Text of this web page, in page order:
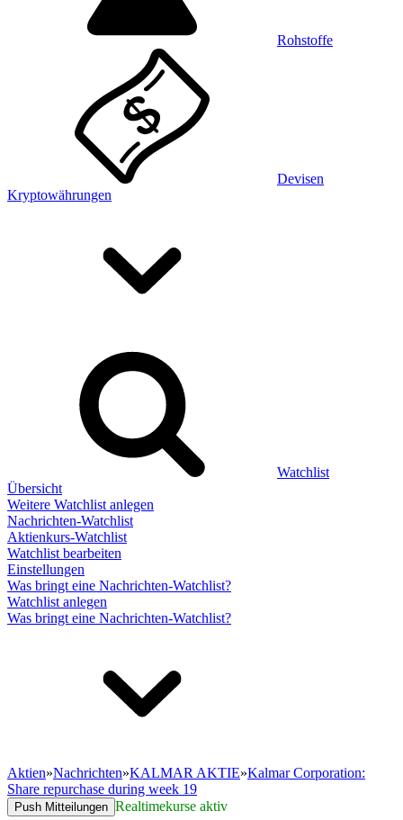
Rohstoffe
Devisen
Kryptowährungen
Watchlist
Übersicht
Weitere Watchlist anlegen
Nachrichten-Watchlist
Aktienkurs-Watchlist
Watchlist bearbeiten
Einstellungen
Was bringt eine Nachrichten-Watchlist?
Watchlist anlegen
Was bringt eine Nachrichten-Watchlist?
Aktien»Nachrichten»KALMAR AKTIE»Kalmar Corporation:
Share repurchase during week 19
Push Mitteilungen Realtimekurse aktiv